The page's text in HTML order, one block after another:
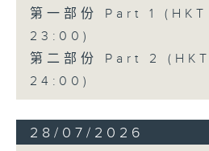
第一部份 Part 1
23:00)
第二部份 Part 2
24:00)
28/07/2026